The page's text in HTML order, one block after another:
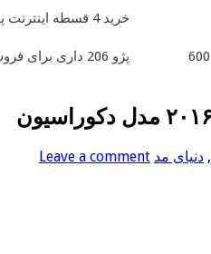
خرید 4 قسطه اینترنت پیشگامان ☎️ بدون نیاز به تلفن
⏳فرصت محدود!! 3000گیگ اینترنت خانگی 180 روزه فقط 600
پژو 206 داری برای فروش؟ با کارنامه به بهترین قیمت بفروش!
, دنیای مد Leave a comment